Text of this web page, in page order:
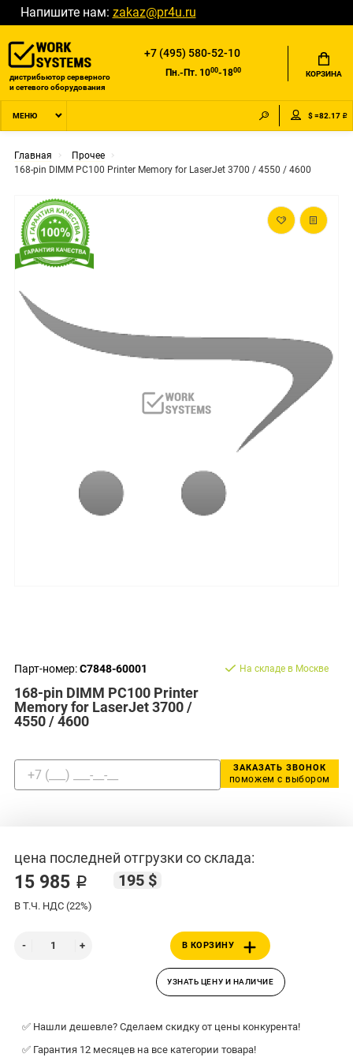
Напишите нам: zakaz@pr4u.ru
дистрибьютор серверного
и сетевого оборудования
+7 (495) 580-52-10
Пн.-Пт. 1000-1800 КОРЗИНА
МЕНЮ $ =82.17 ₽
Главная
Прочее
168-pin DIMM PC100 Printer Memory for LaserJet 3700 / 4550 / 4600
Парт-номер:C7848-60001
168-pin DIMM PC100 Printer
Memory for LaserJet 3700 /
4550 / 4600
На складе в Москве
ЗАКАЗАТЬ ЗВОНОК
поможем с выбором
цена последней отгрузки со склада:
15 985 ₽ 195 $
В Т.Ч. НДС (22%)
В КОРЗИНУ
УЗНАТЬ ЦЕНУ И НАЛИЧИЕ
✅ Нашли дешевле? Сделаем скидку от цены конкурента!
✅ Гарантия 12 месяцев на все категории товара!